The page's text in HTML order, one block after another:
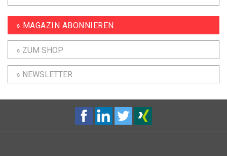
» MAGAZIN ABONNIEREN
» ZUM SHOP
» NEWSLETTER